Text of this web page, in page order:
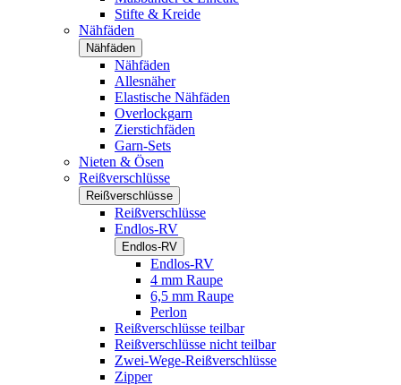
Stifte & Kreide
Nähfäden
Nähfäden
Nähfäden
Allesnäher
Elastische Nähfäden
Overlockgarn
Zierstichfäden
Garn-Sets
Nieten & Ösen
Reißverschlüsse
Reißverschlüsse
Reißverschlüsse
Endlos-RV
Endlos-RV
Endlos-RV
4 mm Raupe
6,5 mm Raupe
Perlon
Reißverschlüsse teilbar
Reißverschlüsse nicht teilbar
Zwei-Wege-Reißverschlüsse
Zipper